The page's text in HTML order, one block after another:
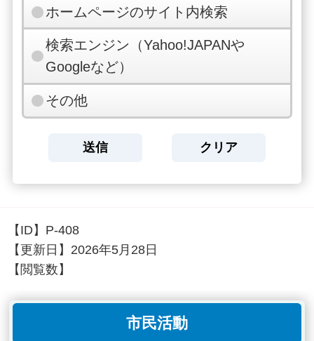
ホームページのサイト内検索
検索エンジン（Yahoo!JAPANや
Googleなど）
その他
【ID】 P-408
【更新日】 2026年5月28日
【閲覧数】
市民活動